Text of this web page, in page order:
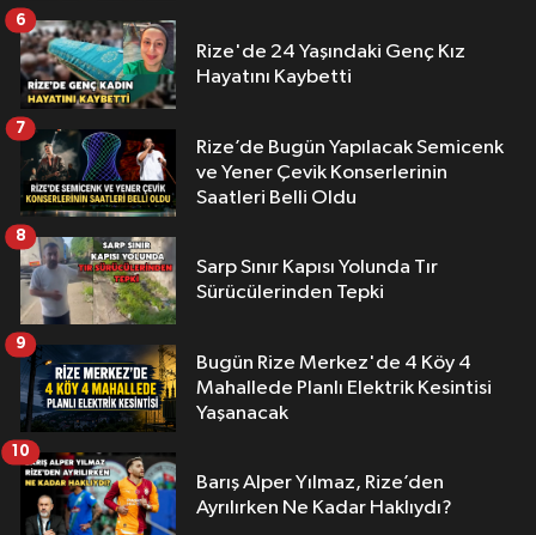
Rize'de 24 Yaşındaki Genç Kız
Hayatını Kaybetti
6
Rize’de Bugün Yapılacak Semicenk
ve Yener Çevik Konserlerinin
Saatleri Belli Oldu
7
Sarp Sınır Kapısı Yolunda Tır
Sürücülerinden Tepki
8
Bugün Rize Merkez'de 4 Köy 4
Mahallede Planlı Elektrik Kesintisi
Yaşanacak
9
Barış Alper Yılmaz, Rize’den
Ayrılırken Ne Kadar Haklıydı?
10